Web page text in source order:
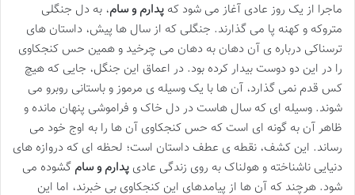
ماجرا از یک روز عادی آغاز می شود که پدارم و سام، به دل جنگلی
متروکه و کهنه پا می گذارند. جنگلی که از سال ها پیش، داستان های
ترسناکی درباره ی آن دهان به دهان می چرخید و همین حس کنجکاوی
را در این دو دوست بیدار کرده بود. در اعماق این جنگل، جایی که هیچ
کس قدم نمی گذارد، آن ها با یک وسیله ی مرموز و باستانی روبرو می
شوند. وسیله ای که سال هاست در دل خاک و فراموشی پنهان مانده و
ظاهر آن به گونه ای است که حس کنجکاوی آن ها را به اوج خود می
رساند. این کشف، نقطه ی عطف داستان است؛ لحظه ای که دروازه های
دنیایی ناشناخته و هولناک به روی زندگی عادی پدارم و سام گشوده می
شود. هرچند که آن ها از پیامدهای این کنجکاوی بی خبرند، اما این